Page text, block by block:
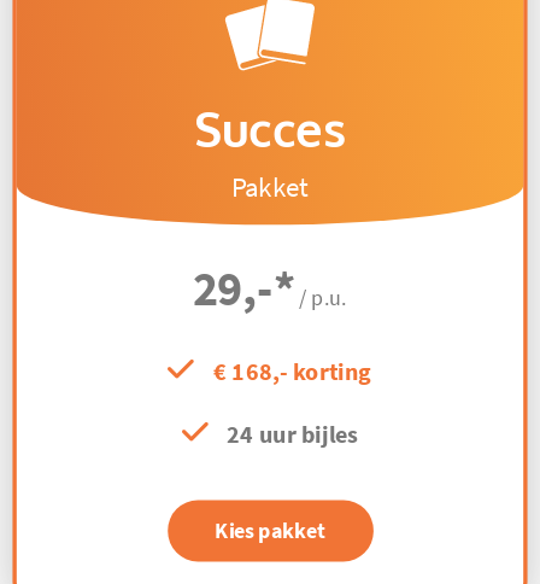
Succes
Pakket
29,-* / p.u.
€ 168,- korting
24 uur bijles
Kies pakket